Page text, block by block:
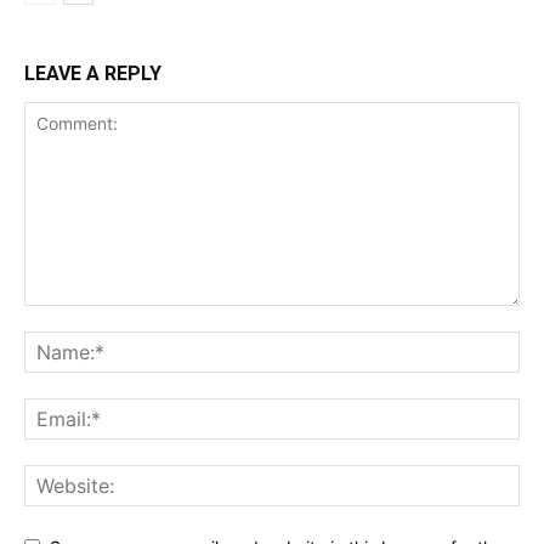
LEAVE A REPLY